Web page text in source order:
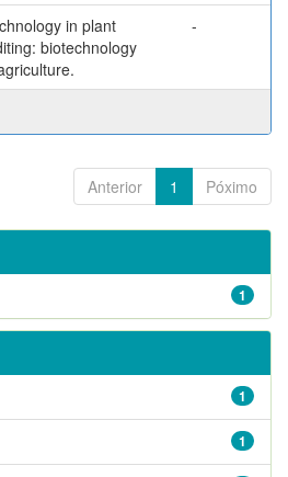
in plant
biotechnology
-
Anterior 1 Póximo
1
1
1